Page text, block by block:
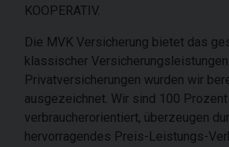
KOOPERATIV.
Die MVK Versicherung bietet das
klassischer
Privatversicherungen wurden wir
ausgezeichnet. Wir sind 100 Prozent
verbraucherorientiert, überzeugen
hervorragendes Preis-Leistungs-